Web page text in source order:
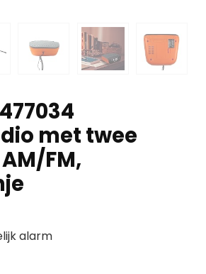
met twee
FM,
alarm